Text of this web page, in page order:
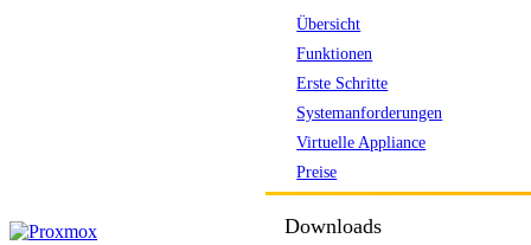
Übersicht
Funktionen
Erste Schritte
Systemanforderungen
Virtuelle Appliance
Preise
Downloads